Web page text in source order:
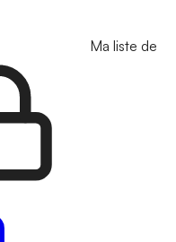
Ma liste de